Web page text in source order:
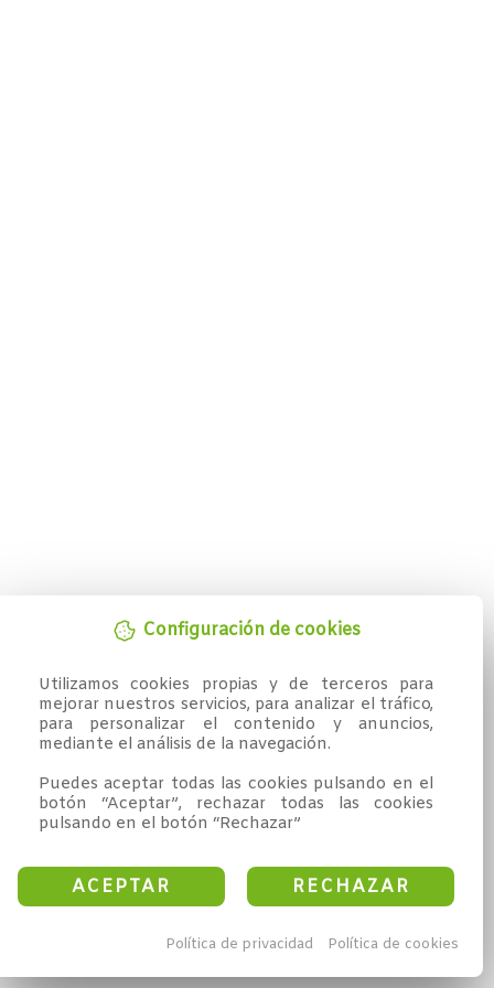
Configuración de cookies
Utilizamos cookies propias y de terceros para
mejorar nuestros servicios, para analizar el tráfico,
para personalizar el contenido y anuncios,
mediante el análisis de la navegación.
Puedes aceptar todas las cookies pulsando en el
botón “Aceptar”, rechazar todas las cookies
pulsando en el botón “Rechazar”
ACEPTAR RECHAZAR
Política de privacidad Política de cookies